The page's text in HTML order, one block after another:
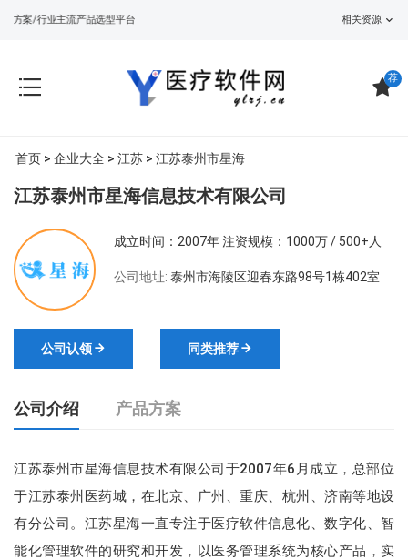
案/行业主流产品选型平台 相关资源
荐
首页 > 企业大全 > 江苏 > 江苏泰州市星海
江苏泰州市星海信息技术有限公司
成立时间：2007年注资规模：1000万 / 500+人
公司地址: 泰州市海陵区迎春东路98号1栋402室
公司认领 同类推荐
公司介绍 产品方案
江苏泰州市星海信息技术有限公司于2007年6月成立，总部位
于江苏泰州医药城，在北京、广州、重庆、杭州、济南等地设
有分公司。江苏星海一直专注于医疗软件信息化、数字化、智
能化管理软件的研究和开发，以医务管理系统为核心产品，实